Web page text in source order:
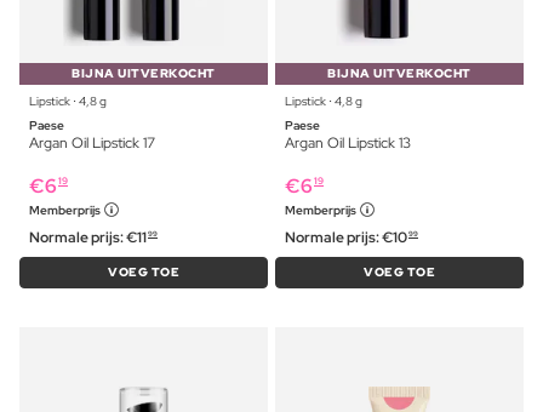
BIJNA UITVERKOCHT
Lipstick ⋅ 4,8 g
Paese
Argan Oil Lipstick 17
€6 19
Memberprijs
Normale prijs:€1199
VOEG TOE
BIJNA UITVERKOCHT
Lipstick ⋅ 4,8 g
Paese
Argan Oil Lipstick 13
€6 19
Memberprijs
Normale prijs:€1099
VOEG TOE